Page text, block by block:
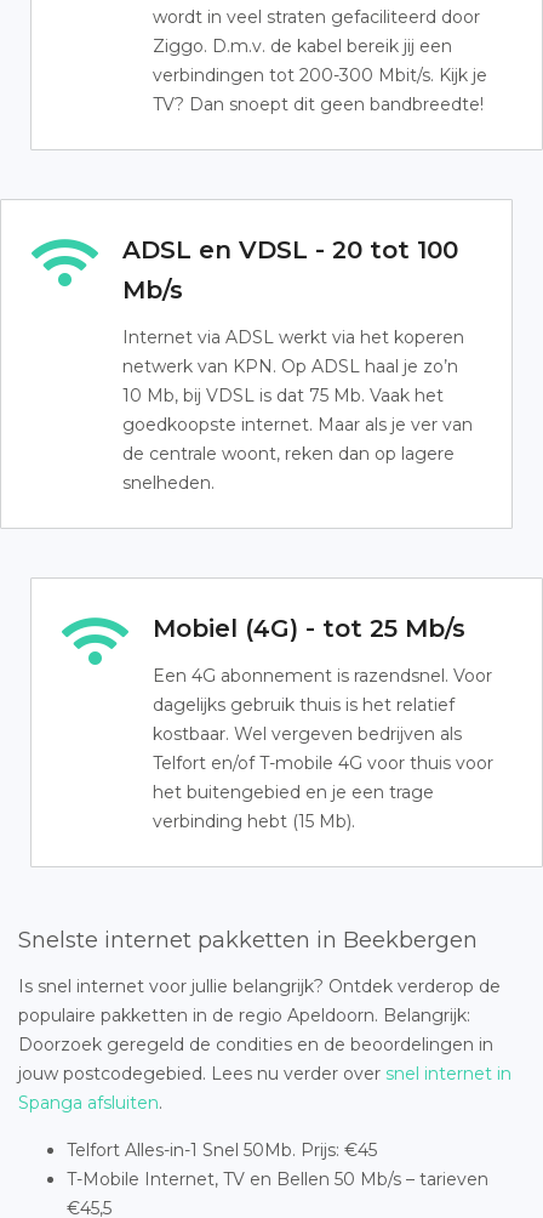
wordt in veel straten gefaciliteerd door
Ziggo. D.m.v. de kabel bereik jij een
verbindingen tot 200-300 Mbit/s. Kijk je
TV? Dan snoept dit geen bandbreedte!
ADSL en VDSL - 20 tot 100
Mb/s
Internet via ADSL werkt via het koperen
netwerk van KPN. Op ADSL haal je zo’n
10 Mb, bij VDSL is dat 75 Mb. Vaak het
goedkoopste internet. Maar als je ver van
de centrale woont, reken dan op lagere
snelheden.
Mobiel (4G) - tot 25 Mb/s
Een 4G abonnement is razendsnel. Voor
dagelijks gebruik thuis is het relatief
kostbaar. Wel vergeven bedrijven als
Telfort en/of T-mobile 4G voor thuis voor
het buitengebied en je een trage
verbinding hebt (15 Mb).
Snelste internet pakketten in Beekbergen
Is snel internet voor jullie belangrijk? Ontdek verderop de
populaire pakketten in de regio Apeldoorn. Belangrijk:
Doorzoek geregeld de condities en de beoordelingen in
jouw postcodegebied. Lees nu verder over snel internet in
Spanga afsluiten.
Telfort Alles-in-1 Snel 50Mb. Prijs: €45
T-Mobile Internet, TV en Bellen 50 Mb/s – tarieven
€45,5